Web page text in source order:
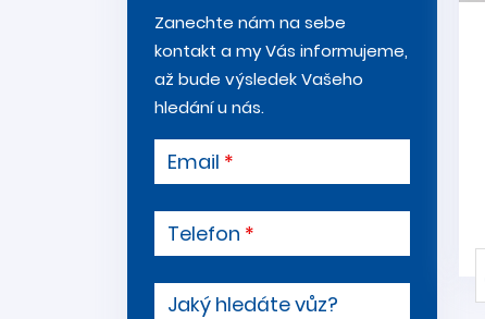
Zanechte nám na sebe
kontakt a my Vás informujeme,
až bude výsledek Vašeho
hledání u nás.
Email
Telefon
Jaký hledáte vůz?